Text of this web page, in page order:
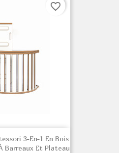
3-En-1 En Bois
Barreaux Et Plateau
favorite_border